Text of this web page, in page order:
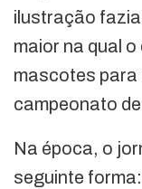
ilustração
maior na qual
mascotes para
campeonato
Na época, o
seguinte